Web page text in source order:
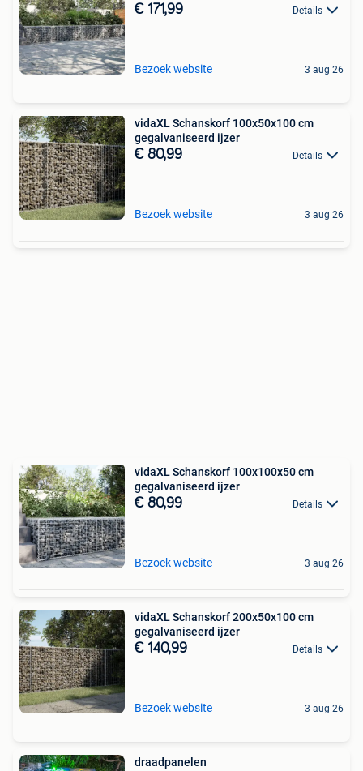
€ 171,99 Details
Bezoek website 3 aug 26
vidaXL Schanskorf 100x50x100 cm
gegalvaniseerd ijzer
€ 80,99 Details
Bezoek website 3 aug 26
vidaXL Schanskorf 100x100x50 cm
gegalvaniseerd ijzer
€ 80,99 Details
Bezoek website 3 aug 26
vidaXL Schanskorf 200x50x100 cm
gegalvaniseerd ijzer
€ 140,99 Details
Bezoek website 3 aug 26
draadpanelen